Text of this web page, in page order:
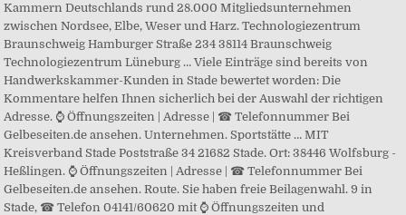
Kammern Deutschlands rund 28.000 Mitgliedsunternehmen
zwischen Nordsee, Elbe, Weser und Harz. Technologiezentrum
Braunschweig Hamburger Straße 234 38114 Braunschweig
Technologiezentrum Lüneburg … Viele Einträge sind bereits von
Handwerkskammer-Kunden in Stade bewertet worden: Die
Kommentare helfen Ihnen sicherlich bei der Auswahl der richtigen
Adresse. ⌚ Öffnungszeiten | Adresse | ☎ Telefonnummer Bei
Gelbeseiten.de ansehen. Unternehmen. Sportstätte … MIT
Kreisverband Stade Poststraße 34 21682 Stade. Ort: 38446 Wolfsburg -
Heßlingen. ⌚ Öffnungszeiten | Adresse | ☎ Telefonnummer Bei
Gelbeseiten.de ansehen. Route. Sie haben freie Beilagenwahl. 9 in
Stade, ☎ Telefon 04141/60620 mit ⌚ Öffnungszeiten und